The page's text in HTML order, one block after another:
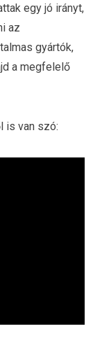
egy jó irányt,
az
gyártók,
a megfelelő
is van szó: